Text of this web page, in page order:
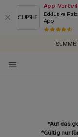
App-
Exklusive
App
GRATIS
ZUM
*Auf das
*Gültig nur